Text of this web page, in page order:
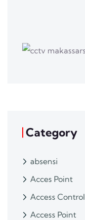
Category
absensi
Acces Point
Access Control
Access Point